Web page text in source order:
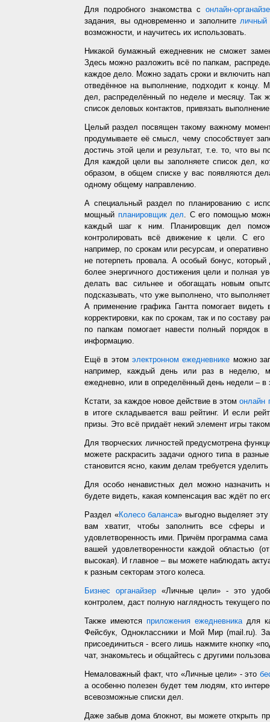
Для подробного знакомства с онлайн-
задания, вы одновременно и заполнителичный
возможности, и научитесь их использовать.
Никакой бумажный ежедневник не сможет
Здесь можно разложить всё по папкам,
каждое дело. Можно задать сроки и включить
отведённое на выполнение, подходит к концу.
дел, распределённый по неделе и месяцу. Так
список деловых контактов, привязать
Целый раздел посвящен такому важному
продумываете её смысл, чему способствует
достичь этой цели и результат, т.е. то, что вы
Для каждой цели вы заполняете список дел,
образом, в общем списке у вас появляются
одному общему направлению.
А специальный раздел по планированию с
мощный планировщик дел. С его помощью
каждый шаг к ним. Планировщик дел
контролировать всё движение к цели. С
например, по срокам или ресурсам, и
не потерпеть провала. А особый бонус,
более энергичного достижения цели и полная
делать вас сильнее и обогащать новым
подсказывать, что уже выполнено, что
А применение графика Гантта помогает
корректировки, как по срокам, так и по составу
по папкам помогает навести полный порядок
информацию.
Ещё в этомэлектронном ежедневнике можно
например, каждый день или раз в неделю,
ежедневно, или в определённый день недели – в
Кстати, за каждое новое действие в этомонлайн
в итоге складывается ваш рейтинг. И если
призы. Это всё придаёт некий элемент игры
Для творческих личностей предусмотрена
можете раскрасить задачи одного типа в
становится ясно, каким делам требуется
Для особо ненавистных дел можно назначить
будете видеть, какая компенсация вас ждёт по
Раздел «Колесо баланса» выгодно выделяет
вам хватит, чтобы заполнить все сферы и
удовлетворенность ими. Причём программа
вашей удовлетворенности каждой областью
высокая). И главное – вы можете наблюдать
к разным секторам этого колеса.
Бизнес органайзер «Личные цели» - это
контролем, даст полную наглядность текущего
Также имеются приложения ежедневникадля
Фейсбук, Одноклассники и Мой Мир (mail.ru).
присоединиться - всего лишь нажмите кнопку
чат, знакомьтесь и общайтесь с другими
Немаловажный факт, что «Личные цели» - это
а особенно полезен будет тем людям, кто
всевозможные списки дел.
Даже забыв дома блокнот, вы можете открыть